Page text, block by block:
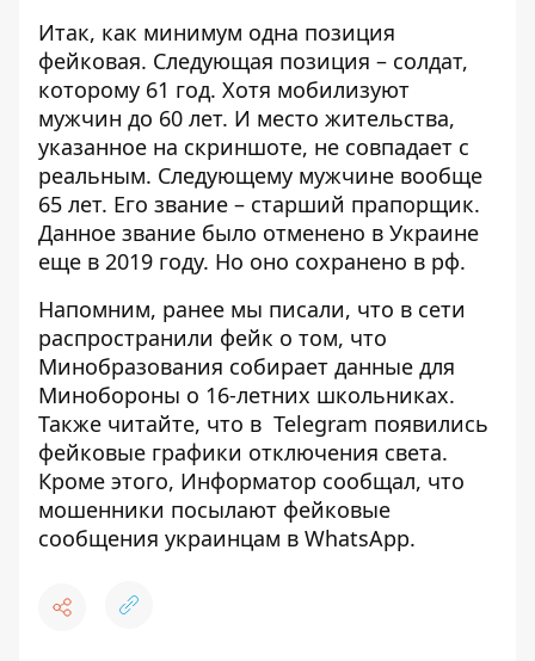
Итак, как минимум одна позиция
фейковая. Следующая позиция – солдат,
которому 61 ​​год. Хотя мобилизуют
мужчин до 60 лет. И место жительства,
указанное на скриншоте, не совпадает с
реальным. Следующему мужчине вообще
65 лет. Его звание – старший прапорщик.
Данное звание было отменено в Украине
еще в 2019 году. Но оно сохранено в рф.
Напомним, ранее мы писали, что в сети
распространили фейк о том, что
Минобразования собирает данные для
Минобороны о 16-летних школьниках.
Также читайте, что в Telegram появились
фейковые графики отключения света.
Кроме этого, Информатор сообщал, что
мошенники посылают фейковые
сообщения украинцам в WhatsApp.